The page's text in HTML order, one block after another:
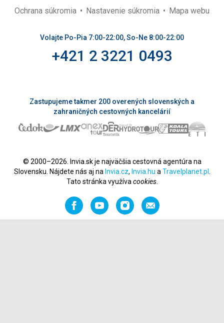
Ochrana súkromia Nastavenie súkromia Mapa webu
Volajte Po-Pia 7:00-22:00, So-Ne 8:00-22:00
+421 2 3221 0493
Zastupujeme takmer 200 overených slovenských a
zahraničných cestovných kancelárií
© 2000–2026. Invia.sk je najväčšia cestovná agentúra na
Slovensku. Nájdete nás aj na Invia.cz, Invia.hu a Travelplanet.pl
Tato stránka využíva cookies.
FacebookYouTubeInstagramOdporučiť